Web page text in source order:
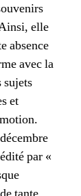
elle
absence
avec la
sujets
et
par «